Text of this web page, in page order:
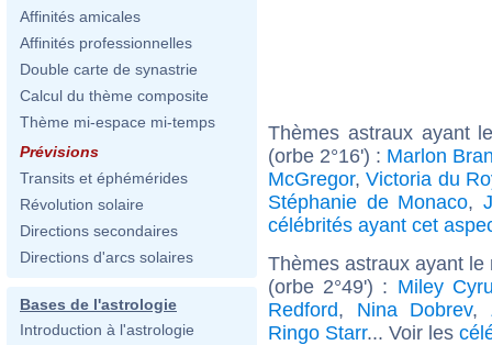
Affinités amicales
Affinités professionnelles
Double carte de synastrie
Calcul du thème composite
Thème mi-espace mi-temps
Prévisions
Transits et éphémérides
Révolution solaire
Directions secondaires
Directions d'arcs solaires
Bases de l'astrologie
Introduction à l'astrologie
Thèmes astraux ayant
(orbe 2°16') : Marlon
McGregor,Victoria du
Stéphanie de Monaco,
célébrités ayant cet
Thèmes astraux ayant
(orbe 2°49') : Miley
Redford, Nina Dobrev,
Ringo Starr... Voir les